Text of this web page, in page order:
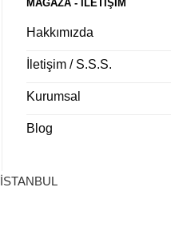
MAĞAZA - ILETIŞIM
Hakkımızda
İletişim / S.S.S.
Kurumsal
Blog